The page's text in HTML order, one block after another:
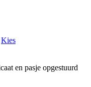
Kies
en pasje opgestuurd